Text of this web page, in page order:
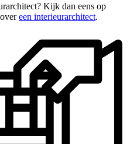
Kijk dan eens op
een interieurarchitect.